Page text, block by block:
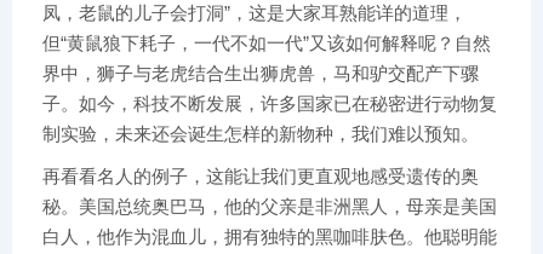
凤，老鼠的儿子会打洞”，这是大家耳熟能详的道理，
但“黄鼠狼下耗子，一代不如一代”又该如何解释呢？自然
界中，狮子与老虎结合生出狮虎兽，马和驴交配产下骡
子。如今，科技不断发展，许多国家已在秘密进行动物复
制实验，未来还会诞生怎样的新物种，我们难以预知。
再看看名人的例子，这能让我们更直观地感受遗传的奥
秘。美国总统奥巴马，他的父亲是非洲黑人，母亲是美国
白人，他作为混血儿，拥有独特的黑咖啡肤色。他聪明能